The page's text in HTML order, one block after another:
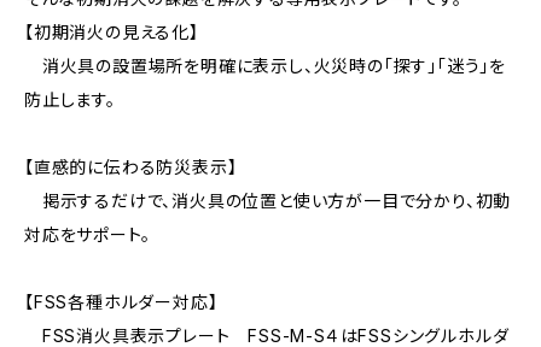
【初期消火の見える化】
消火具の設置場所を明確に表示し、火災時の「探す」「迷う」を
防止します。
【直感的に伝わる防災表示】
掲示するだけで、消火具の位置と使い方が一目で分かり、初動
対応をサポート。
【FSS各種ホルダー対応】
FSS消火具表示プレート FSS-M-S４はFSSシングルホルダ